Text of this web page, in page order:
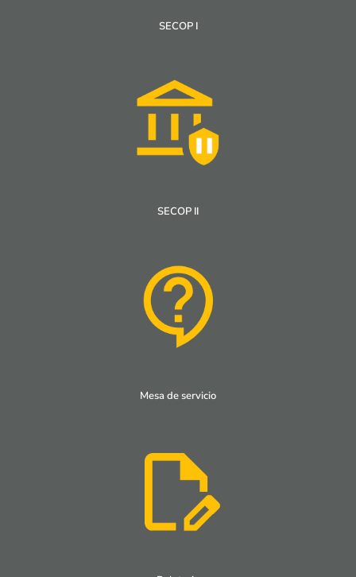
SECOP I
SECOP II
Mesa de servicio